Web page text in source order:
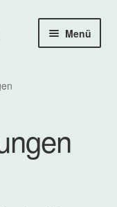
Menü